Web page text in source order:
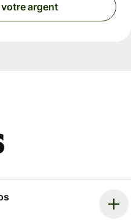
argent